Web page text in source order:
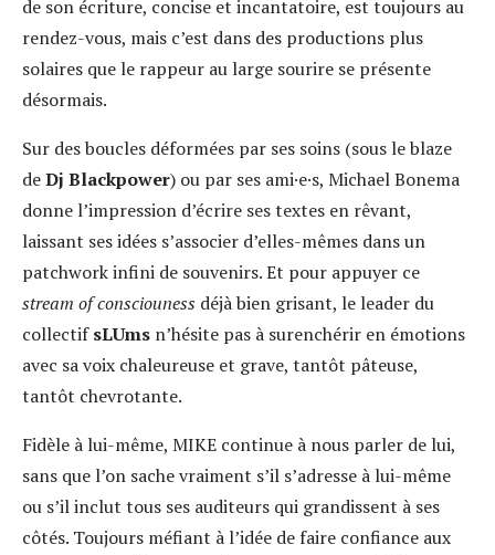
de son écriture, concise et incantatoire, est toujours au
rendez-vous, mais c’est dans des productions plus
solaires que le rappeur au large sourire se présente
désormais.
Sur des boucles déformées par ses soins (sous le blaze
deDj Blackpower) ou par ses ami·e·s, Michael Bonema
donne l’impression d’écrire ses textes en rêvant,
laissant ses idées s’associer d’elles-mêmes dans un
patchwork infini de souvenirs. Et pour appuyer ce
stream of consciouness déjà bien grisant, le leader du
collectifsLUms n’hésite pas à surenchérir en émotions
avec sa voix chaleureuse et grave, tantôt pâteuse,
tantôt chevrotante.
Fidèle à lui-même, MIKE continue à nous parler de lui,
sans que l’on sache vraiment s’il s’adresse à lui-même
ou s’il inclut tous ses auditeurs qui grandissent à ses
côtés. Toujours méfiant à l’idée de faire confiance aux